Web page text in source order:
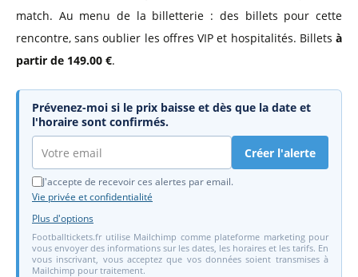
match. Au menu de la billetterie : des billets pour cette
rencontre, sans oublier les offres VIP et hospitalités. Billets à
partir de 149.00 €.
Prévenez-moi si le prix baisse et dès que la date et
l'horaire sont confirmés.
Créer l'alerte
J'accepte de recevoir ces alertes par email.
Vie privée et confidentialité
Plus d'options
Footballtickets.fr utilise Mailchimp comme plateforme marketing pour
vous envoyer des informations sur les dates, les horaires et les tarifs. En
vous inscrivant, vous acceptez que vos données soient transmises à
Mailchimp pour traitement.